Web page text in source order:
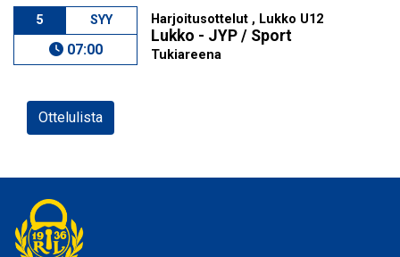
5 SYY
07:00
Harjoitusottelut , Lukko U12
Lukko - JYP / Sport
Tukiareena
Ottelulista